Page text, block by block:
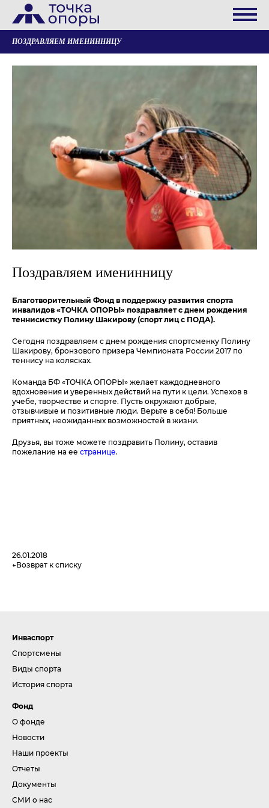
ПОЗДРАВЛЯЕМ ИМЕНИННИЦУ
Поздравляем именинницу
Благотворительный Фонд в поддержку развития спорта
инвалидов «ТОЧКА ОПОРЫ» поздравляет с днем рождения
теннисистку Полину Шакирову (спорт лиц с ПОДА).
Сегодня поздравляем с днем рождения спортсменку Полину
Шакирову, бронзового призера Чемпионата России 2017 по
теннису на колясках.
Команда БФ «ТОЧКА ОПОРЫ» желает каждодневного
вдохновения и уверенных действий на пути к цели. Успехов в
учебе, творчестве и спорте. Пусть окружают добрые,
отзывчивые и позитивные люди. Верьте в себя! Больше
приятных, неожиданных возможностей в жизни.
Друзья, вы тоже можете поздравить Полину, оставив
пожелание на ее странице.
26.01.2018
Возврат к списку
Инваспорт
Спортсмены
Виды спорта
История спорта
Фонд
О фонде
Новости
Наши проекты
Отчеты
Документы
СМИ о нас